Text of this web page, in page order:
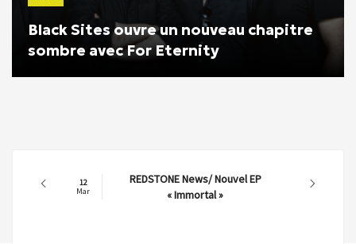
Black Sites ouvre un nouveau chapitre
sombre avec For Eternity
12
Mar
REDSTONE News/ Nouvel EP
« Immortal »